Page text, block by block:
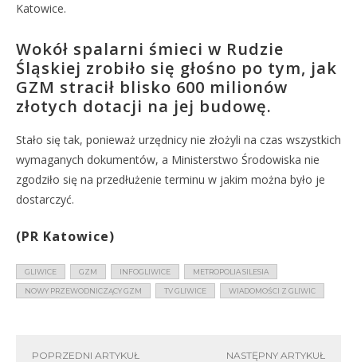
Katowice.
Wokół spalarni śmieci w Rudzie
Śląskiej zrobiło się głośno po tym, jak
GZM stracił blisko 600 milionów
złotych dotacji na jej budowę.
Stało się tak, ponieważ urzędnicy nie złożyli na czas wszystkich
wymaganych dokumentów, a Ministerstwo Środowiska nie
zgodziło się na przedłużenie terminu w jakim można było je
dostarczyć.
(PR Katowice)
GLIWICE GZM INFOGLIWICE METROPOLIA SILESIA
NOWY PRZEWODNICZĄCY GZM TV GLIWICE WIADOMOŚCI Z GLIWIC
POPRZEDNI ARTYKUŁ NASTĘPNY ARTYKUŁ